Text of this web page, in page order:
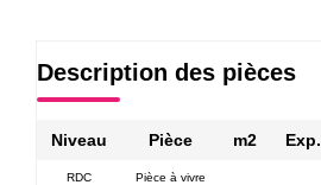
Description des pièces
Niveau Pièce m2 Exp.
RDC Pièce à vivre